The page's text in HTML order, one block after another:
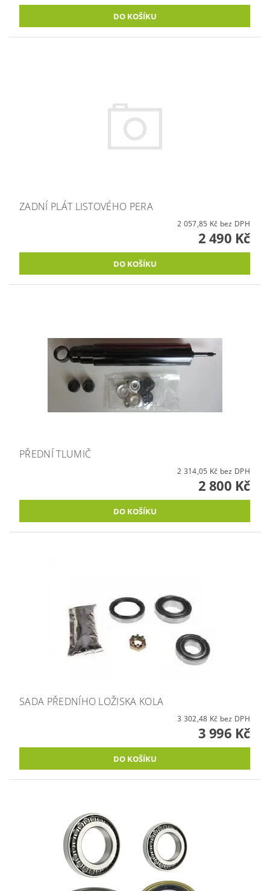
ZADNÍ PLÁT LISTOVÉHO PERA
2 057,85 Kč bez DPH
2 490 Kč
PŘEDNÍ TLUMIČ
2 314,05 Kč bez DPH
2 800 Kč
SADA PŘEDNÍHO LOŽISKA KOLA
3 302,48 Kč bez DPH
3 996 Kč